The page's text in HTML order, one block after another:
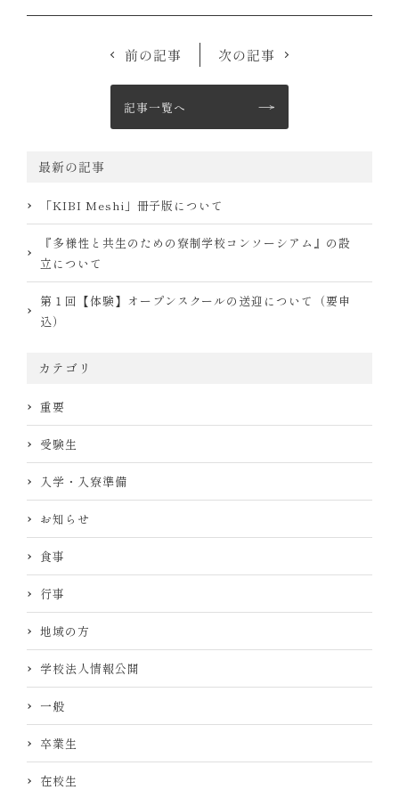
最新の記事
「KIBI Meshi」冊子版について
『多様性と共生のための寮制学校コンソーシアム』の設
立について
第１回【体験】オープンスクールの送迎について（要申
込）
カテゴリ
重要
受験生
入学・入寮準備
お知らせ
食事
行事
地域の方
学校法人情報公開
一般
卒業生
在校生
記事一覧へ
前の記事 次の記事